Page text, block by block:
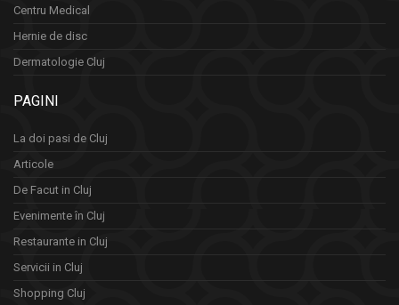
Centru Medical
Hernie de disc
Dermatologie Cluj
PAGINI
La doi pasi de Cluj
Articole
De Facut in Cluj
Evenimente în Cluj
Restaurante in Cluj
Servicii in Cluj
Shopping Cluj